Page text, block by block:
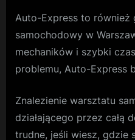
Auto-Express to również
samochodowy w
mechaników i szybki
problemu, Auto-Express
Znalezienie warsztatu
działającego przez całą
trudne, jeśli wiesz, gdzie